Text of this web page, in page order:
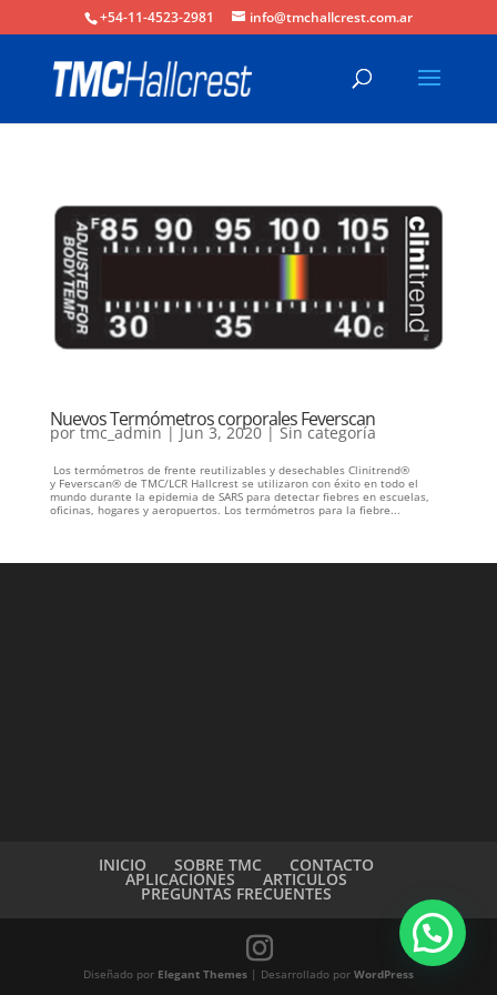
+54-11-4523-2981 info@tmchallcrest.com.ar
Nuevos Termómetros corporales Feverscan
por tmc_admin | Jun 3, 2020| Sin categoría
Los termómetros de frente reutilizables y desechables Clinitrend®
y Feverscan® de TMC/LCR Hallcrest se utilizaron con éxito en todo el
mundo durante la epidemia de SARS para detectar fiebres en escuelas,
oficinas, hogares y aeropuertos. Los termómetros para la fiebre...
INICIO SOBRE TMC CONTACTO
APLICACIONES ARTICULOS
PREGUNTAS FRECUENTES
Diseñado por Elegant Themes| Desarrollado por WordPress